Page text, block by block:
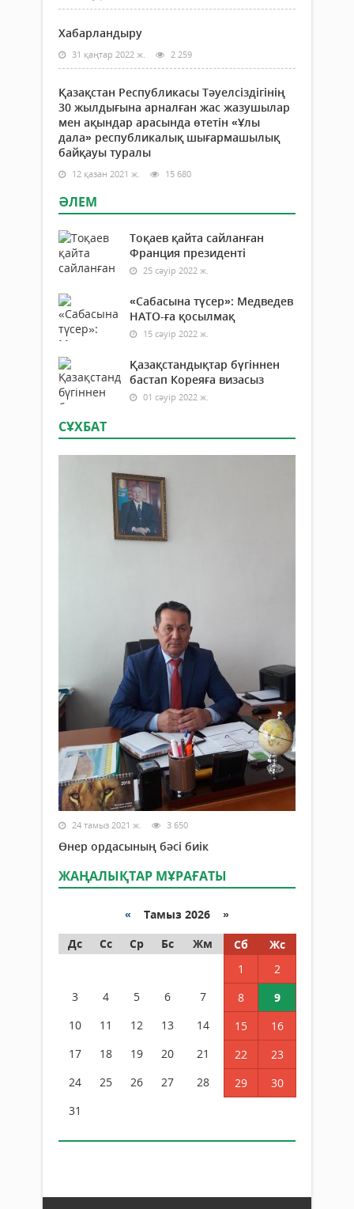
Хабарландыру
31 қаңтар 2022 ж. 2 259
Қазақстан Республикасы Тәуелсіздігінің
30 жылдығына арналған жас жазушылар
мен ақындар арасында өтетін «Ұлы
дала» республикалық шығармашылық
байқауы туралы
12 қазан 2021 ж. 15 680
ӘЛЕМ
Тоқаев қайта сайланған
Франция президенті
25 сәуір 2022 ж.
«Сабасына түсер»: Медведев
НАТО-ға қосылмақ
15 сәуір 2022 ж.
Қазақстандықтар бүгіннен
бастап Кореяға визасыз
01 сәуір 2022 ж.
СҰХБАТ
24 тамыз 2021 ж. 3 650
Өнер ордасының бәсі биік
ЖАҢАЛЫҚТАР МҰРАҒАТЫ
« Тамыз 2026 »
Дс
Сс Ср Бс Жм Сб
Жс
1
2
3
4 5 6 7 8
9
10
11 12 13 14 15
16
17
18 19 20 21 22
23
24
25 26 27 28 29
30
31